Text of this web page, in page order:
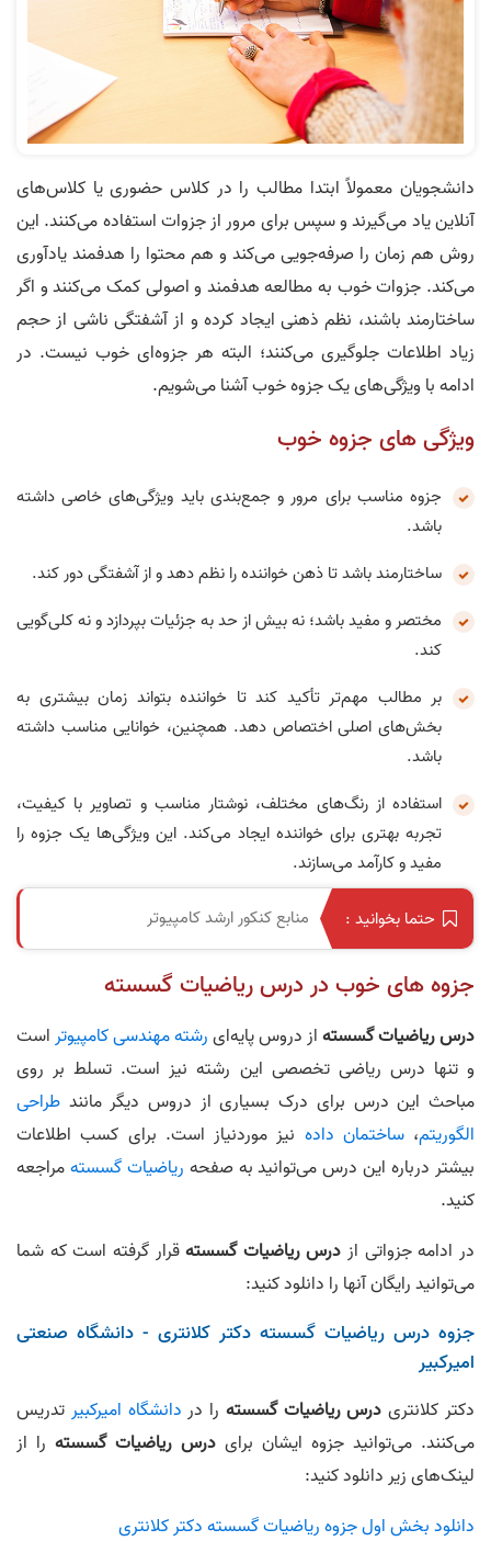
دانشجویان معمولاً ابتدا مطالب را در کلاس حضوری یا کلاس‌های
آنلاین یاد می‌گیرند و سپس برای مرور از جزوات استفاده می‌کنند. این
روش هم زمان را صرفه‌جویی می‌کند و هم محتوا را هدفمند یادآوری
می‌کند. جزوات خوب به مطالعه هدفمند و اصولی کمک می‌کنند و اگر
ساختارمند باشند، نظم ذهنی ایجاد کرده و از آشفتگی ناشی از حجم
زیاد اطلاعات جلوگیری می‌کنند؛ البته هر جزوه‌ای خوب نیست. در
ادامه با ویژگی‌های یک جزوه خوب آشنا می‌شویم.
ویژگی های جزوه خوب
جزوه مناسب برای مرور و جمع‌بندی باید ویژگی‌های خاصی داشته
باشد.
ساختارمند باشد تا ذهن خواننده را نظم دهد و از آشفتگی دور کند.
مختصر و مفید باشد؛ نه بیش از حد به جزئیات بپردازد و نه کلی‌گویی
کند.
بر مطالب مهم‌تر تأکید کند تا خواننده بتواند زمان بیشتری به
بخش‌های اصلی اختصاص دهد. همچنین، خوانایی مناسب داشته
باشد.
استفاده از رنگ‌های مختلف، نوشتار مناسب و تصاویر با کیفیت،
تجربه بهتری برای خواننده ایجاد می‌کند. این ویژگی‌ها یک جزوه را
مفید و کارآمد می‌سازند.
حتما بخوانید : منابع کنکور ارشد کامپیوتر
جزوه های خوب در درس ریاضیات گسسته
درس ریاضیات گسستهاز دروس پایه‌ایرشته مهندسی کامپیوتراست
و تنها درس ریاضی تخصصی این رشته نیز است. تسلط بر روی
مباحث این درس برای درک بسیاری از دروس دیگر مانند طراحی
الگوریتم،ساختمان داده نیز موردنیاز است. برای کسب اطلاعات
بیشتر درباره این درس می‌توانید به صفحه ریاضیات گسستهمراجعه
کنید.
در ادامه جزواتی از درس ریاضیات گسستهقرار گرفته است که شما
می‌توانید رایگان آنها را دانلود کنید:
جزوه درس ریاضیات گسسته دکتر کلانتری - دانشگاه صنعتی
امیرکبیر
دکتر کلانتری درس ریاضیات گسسته را در دانشگاه امیرکبیر تدریس
می‌کنند. می‌توانید جزوه ایشان برای درس ریاضیات گسسته را از
لینک‌های زیر دانلود کنید:
دانلود بخش اول جزوه ریاضیات گسسته دکتر کلانتری